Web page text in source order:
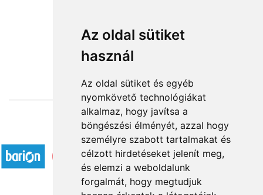
Az oldal sütiket
használ
Az oldal sütiket és egyéb
nyomkövető technológiákat
alkalmaz, hogy javítsa a
böngészési élményét, azzal hogy
személyre szabott tartalmakat és
célzott hirdetéseket jelenít meg,
és elemzi a weboldalunk
forgalmát, hogy megtudjuk
Sárga-zöld manófiú
15 800 Ft-tól
Elfogadott fizetési módok